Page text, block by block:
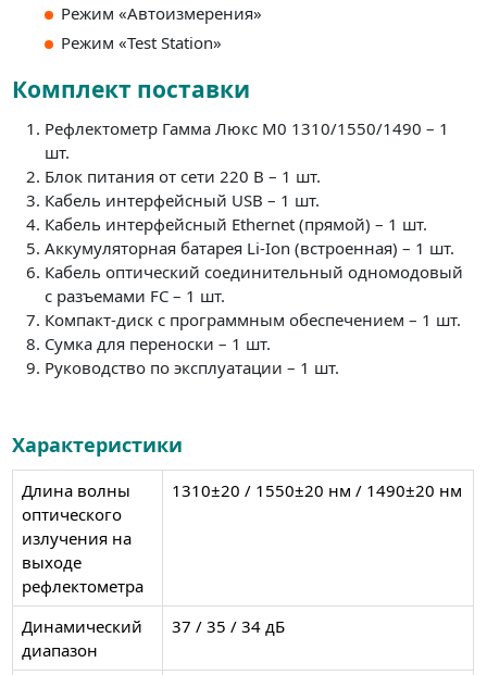
Режим «Автоизмерения»
Режим «Test Station»
Комплект поставки
Рефлектометр Гамма Люкс M0 1310/1550/1490 – 1
шт.
Блок питания от сети 220 В – 1 шт.
Кабель интерфейсный USB – 1 шт.
Кабель интерфейсный Ethernet (прямой) – 1 шт.
Аккумуляторная батарея Li-Ion (встроенная) – 1 шт.
Кабель оптический соединительный одномодовый
с разъемами FC – 1 шт.
Компакт-диск с программным обеспечением – 1 шт.
Сумка для переноски – 1 шт.
Руководство по эксплуатации – 1 шт.
Характеристики
Длина волны
оптического
излучения на
выходе
рефлектометра
1310±20 / 1550±20 нм / 1490±20 нм
Динамический
диапазон
37 / 35 / 34 дБ